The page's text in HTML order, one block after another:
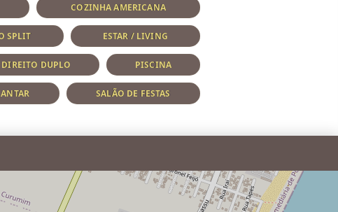
COZINHA AMERICANA
SPLIT ESTAR / LIVING
DUPLO PISCINA
SALÃO DE FESTAS